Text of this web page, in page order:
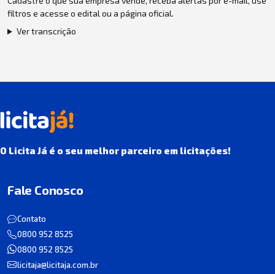
filtros e acesse o edital ou a página oficial.
Ver transcrição
O Licita Já é o seu melhor parceiro em licitações!
Fale Conosco
Contato
0800 952 8525
0800 952 8525
licitaja@licitaja.com.br